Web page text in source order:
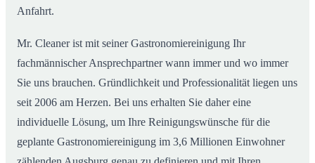
Anfahrt.
Mr. Cleaner ist mit seiner Gastronomiereinigung Ihr
fachmännischer Ansprechpartner wann immer und wo immer
Sie uns brauchen. Gründlichkeit und Professionalität liegen uns
seit 2006 am Herzen. Bei uns erhalten Sie daher eine
individuelle Lösung, um Ihre Reinigungswünsche für die
geplante Gastronomiereinigung im 3,6 Millionen Einwohner